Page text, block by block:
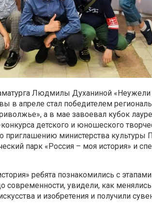
Людмилы Духаниной «Неужели
в апреле стал победителем
а в мае завоевал кубок
детского и юношеского
министерства культуры
парк «Россия – моя история» и
ребята познакомились с
современности, увидели, как
и изобретения и получили